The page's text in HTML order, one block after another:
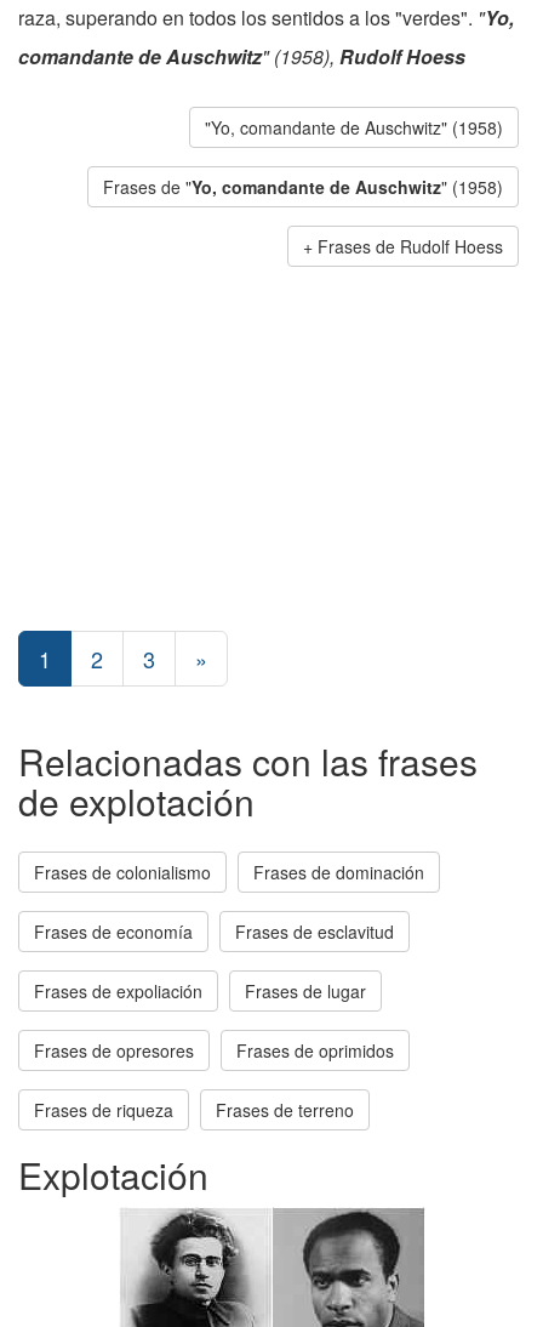
raza, superando en todos los sentidos a los "verdes". "Yo,
comandante de Auschwitz" (1958), Rudolf Hoess
"Yo, comandante de Auschwitz" (1958)
Frases de "Yo, comandante de Auschwitz" (1958)
Frases de Rudolf Hoess
1 2 3 »
Relacionadas con las frases
de explotación
Frases de colonialismo Frases de dominación
Frases de economía Frases de esclavitud
Frases de expoliación Frases de lugar
Frases de opresores Frases de oprimidos
Frases de riqueza Frases de terreno
Explotación